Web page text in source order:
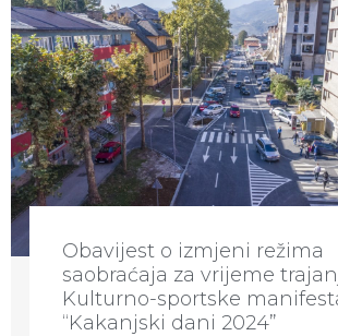
Obavijest o izmjeni režima
saobraćaja za vrijeme
Kulturno-sportske
“Kakanjski dani 2024”